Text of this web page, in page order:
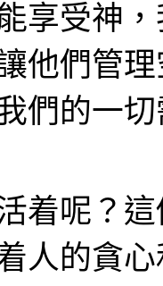
享受神
他們管
們的一
着呢？
人的貪